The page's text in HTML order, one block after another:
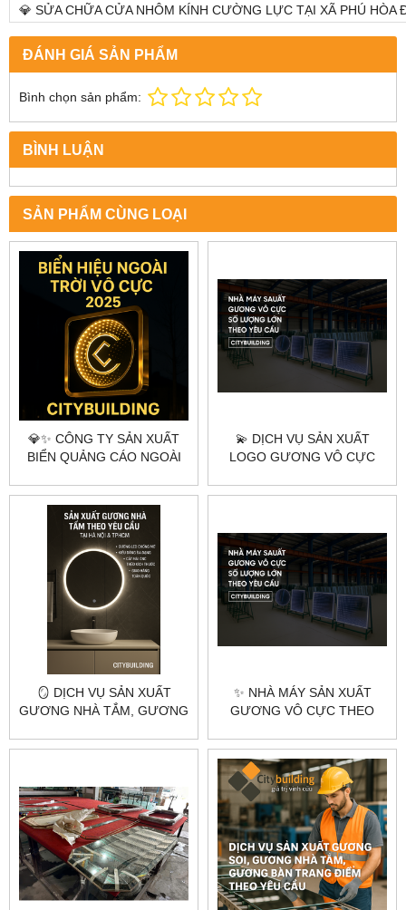
💎 SỬA CHỮA CỬA NHÔM KÍNH CƯỜNG LỰC TẠI XÃ PHÚ HÒA
ĐÁNH GIÁ SẢN PHẨM
Bình chọn sản phẩm:
BÌNH LUẬN
SẢN PHẨM CÙNG LOẠI
💎✨ CÔNG TY SẢN XUẤT
BIỂN QUẢNG CÁO NGOÀI
CẦU – CITYBUILDING ✨💎
💫 DỊCH VỤ SẢN XUẤT
LOGO GƯƠNG VÔ CỰC
& TPHCM – CITYBUILDING
🪞 DỊCH VỤ SẢN XUẤT
GƯƠNG NHÀ TẮM, GƯƠNG
SOI TOÀN THÂN THEO YÊU
✨ NHÀ MÁY SẢN XUẤT
GƯƠNG VÔ CỰC THEO
TPHCM – CITYBUILDING